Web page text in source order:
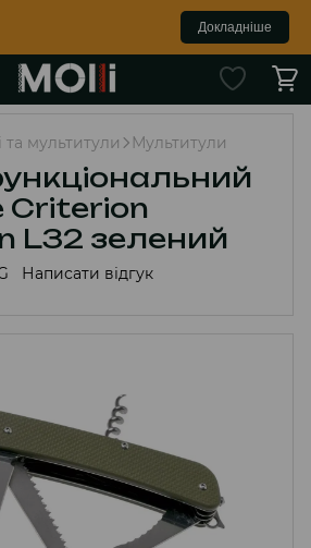
Докладніше
та мультитули Мультитули
Criterion
L32 зелений
Написати відгук